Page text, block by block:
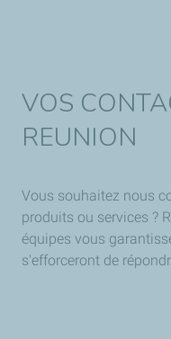
VOS
REUNION
Vous souhaitez nous
produits ou services ?
équipes vous
s'efforceront de